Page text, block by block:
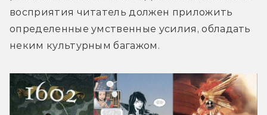
восприятия читатель должен приложить
определенные умственные усилия, обладать
неким культурным багажом.